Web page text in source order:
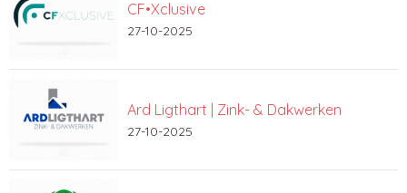
CF•Xclusive
27-10-2025
Ard Ligthart | Zink- & Dakwerken
27-10-2025